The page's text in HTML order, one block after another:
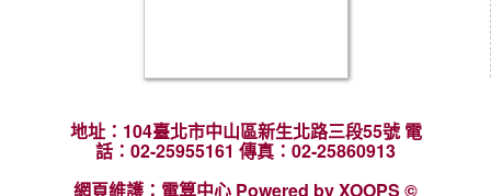
地址：104臺北市中山區新生北路三段55號 電
話：02-25955161 傳真：02-25860913
網頁維護：電算中心 Powered by XOOPS ©